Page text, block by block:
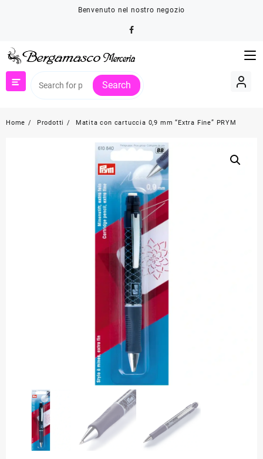
Benvenuto nel nostro negozio
Search
Home Prodotti Matita con cartuccia 0,9 mm “Extra Fine” PRYM